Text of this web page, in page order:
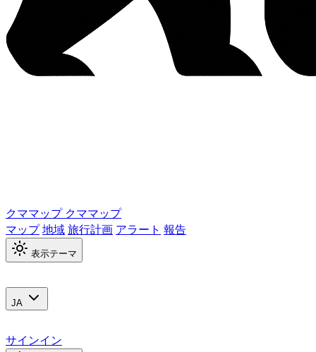
クママップ クママップ
マップ地域旅行計画 アラート 報告
表示テーマ
JA
サインイン